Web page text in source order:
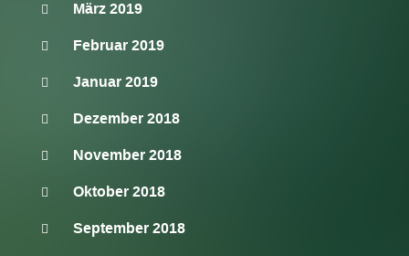
März 2019
Februar 2019
Januar 2019
Dezember 2018
November 2018
Oktober 2018
September 2018